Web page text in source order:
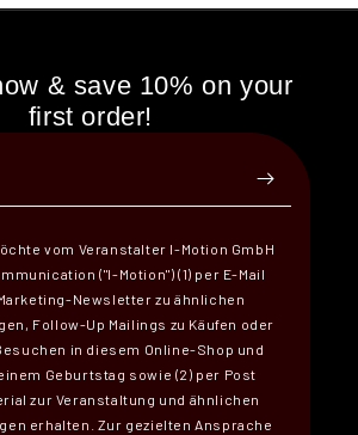
& save 10% on your
first order!
vom Veranstalter I-Motion GmbH
("I-Motion") (1) per E-Mail
Newsletter zu ähnlichen
Follow-Up Mailings zu Käufen oder
in diesem Online-Shop und
Geburtstag sowie (2) per Post
zur Veranstaltung und ähnlichen
erhalten. Zur gezielten Ansprache